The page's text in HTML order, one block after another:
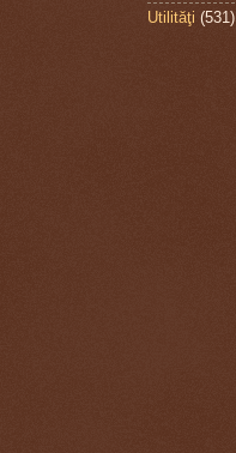
Utilităţi (531)